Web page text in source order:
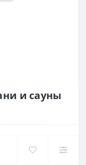
и сауны